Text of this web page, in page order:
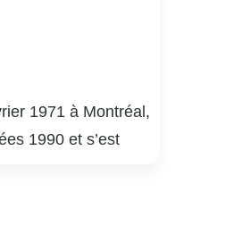
1971 à Montréal,
1990 et s’est